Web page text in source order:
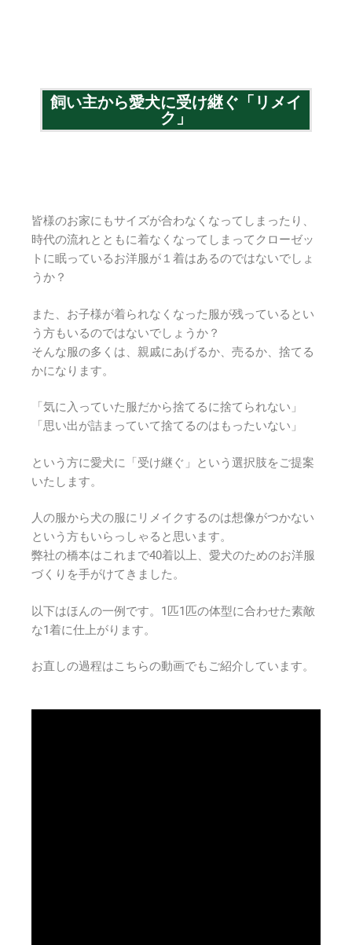
飼い主から愛犬に受け継ぐ「リメイ
ク」
皆様のお家にもサイズが合わなくなってしまったり、
時代の流れとともに着なくなってしまってクローゼッ
トに眠っているお洋服が１着はあるのではないでしょ
うか？
また、お子様が着られなくなった服が残っているとい
う方もいるのではないでしょうか？
そんな服の多くは、親戚にあげるか、売るか、捨てる
かになります。
「気に入っていた服だから捨てるに捨てられない」
「思い出が詰まっていて捨てるのはもったいない」
という方に愛犬に「受け継ぐ」という選択肢をご提案
いたします。
人の服から犬の服にリメイクするのは想像がつかない
という方もいらっしゃると思います。
弊社の橋本はこれまで40着以上、愛犬のためのお洋服
づくりを手がけてきました。
以下はほんの一例です。1匹1匹の体型に合わせた素敵
な1着に仕上がります。
お直しの過程はこちらの動画でもご紹介しています。